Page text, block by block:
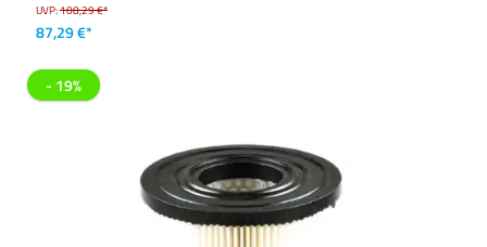
UVP:108,29 €*
87,29 €*
- 19%